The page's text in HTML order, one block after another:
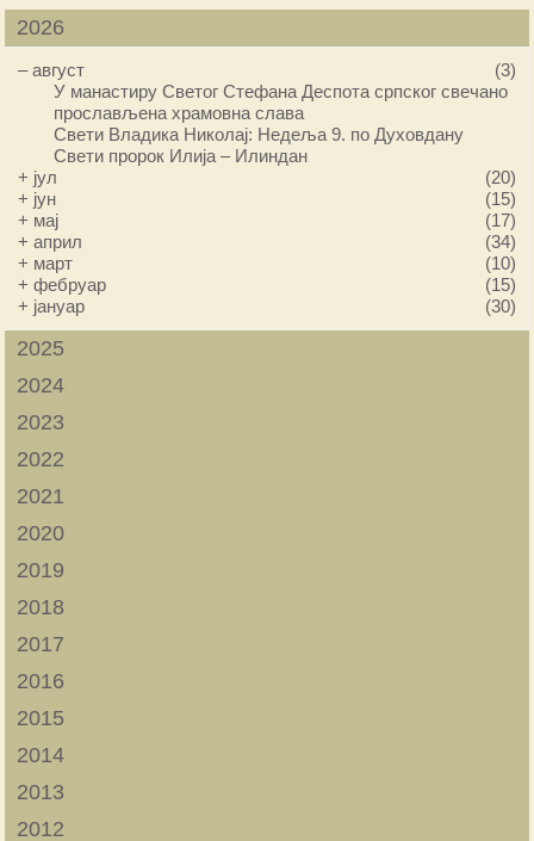
2026
–август
(3)
У манастиру Светог Стефана Деспота српског свечано
прослављена храмовна слава
Свети Владика Николај: Недеља 9. по Духовдану
Свети пророк Илија – Илиндан
+ јул
(20)
+ јун
(15)
+ мај
(17)
+април
(34)
+ март
(10)
+фебруар
(15)
+ јануар (30)
2025
2024
2023
2022
2021
2020
2019
2018
2017
2016
2015
2014
2013
2012